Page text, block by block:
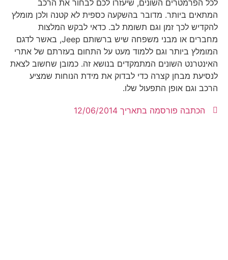
לכל הפרמטרים השונים, שיעזרו לכם לבחור את הרכב
המתאים ביותר. מדובר בהשקעה כספית לא קטנה ולכן מומלץ
להקדיש לכך זמן וגם תשומת לב. כדאי לבקש המלצות
מחברים או מבני משפחה שיש ברשותם Jeep, באשר לדגם
המומלץ ביותר וגם ללמוד מעט על התחום בעזרתם של אתרי
האינטרנט השונים המתמקדים בנושא זה. כמובן שחשוב לצאת
לנסיעת מבחן קצרה כדי לבדוק את מידת הנוחות שמציע
הרכב וגם אופן התפעול שלו.
הכתבה פורסמה בתאריך 12/06/2014